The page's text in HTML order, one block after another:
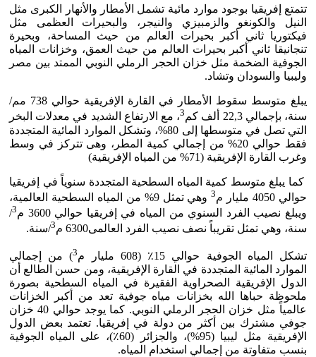
تتمتع إفريقيا بوجود موارد مائية تشمل الأمطار والأنهار الكبرى مثل
النيل والكونغو والزمبيزي والنيجر، والبحيرات العظمى مثل
فيكتوريا ثاني أكبر بحيرات العالم من حيث المساحة، وبحيرة
تنجانيقا ثاني أكبر بحيرات العالم من حيث العمق، وخزانات المياه
الجوفية الضخمة مثل خزان الحجر الرملي النوبي الممتد بين مصر
وليبيا والسودان وتشاد.
يبلغ متوسط ​​سقوط الأمطار في القارة الإفريقية حوالي 738 مم/
سنة، بإجمالي 22,3 ألف كم
3، مع الارتفاع الشديد في معدلات البخر
التي تصل في متوسطها إلى 80%، وتشكل الموارد المائية المتجددة
فقط حوالي 20% من إجمالي كمية المطر، وهى تتركز في وسط
وغرب القارة الإفريقية (71% من المياه الإفريقية)
كما يبلغ متوسط كمية المياه السطحية المتجددة سنوياً في إفريقيا
حوالي 4050 مليار م
3
وهي تمثل 9% من المياه السطحية العالمية،
ويبلغ نصيب الفرد السنوي من المياه في إفريقيا حوالي 3600 م
3
/
سنة، وهي تمثل تقريباً نصف نصيب الفرد العالمى6300 م
3/سنة.
تشكل المياه الجوفية حوالي 15٪ (608 مليار م 3) من إجمالي
الموارد المائية المتجددة في القارة الإفريقية، ومن حسن الطالع أن
الدول الإفريقية الصحراوية الفقيرة في المياه السطحية بصورة
ملحوظة حباها الله بخزانات مياه جوفية تعد من أكبر الخزانات
عالمياً مثل خزان الحجر الرملي النوبي. كما يوجد حوالي 40 خزان
جوفي مشترك بين أكثر من دولة في إفريقيا. تعتمد بعض الدول
الإفريقية مثل ليبيا (95%)، والجزائر (60٪)، على المياه الجوفية
بنسب متفاوتة من إجمالي استخدام المياه.